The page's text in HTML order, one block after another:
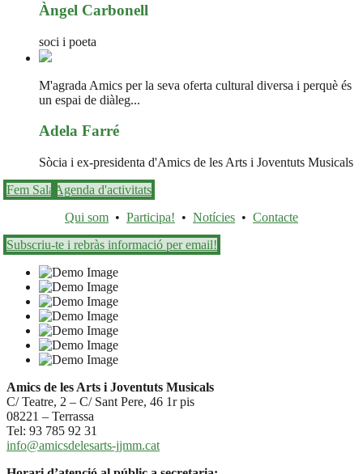
Àngel Carbonell
soci i poeta
M'agrada Amics per la seva oferta cultural diversa i perquè és
un espai de diàleg...
Adela Farré
Sòcia i ex-presidenta d'Amics de les Arts i Joventuts Musicals
Fem Sala Agenda d'activitats
Qui som • Participa! • Notícies • Contacte
Subscriu-te i rebràs informació per email!
Amics de les Arts i Joventuts Musicals
C/ Teatre, 2 – C/ Sant Pere, 46 1r pis
08221 – Terrassa
Tel: 93 785 92 31
info@amicsdelesarts-jjmm.cat